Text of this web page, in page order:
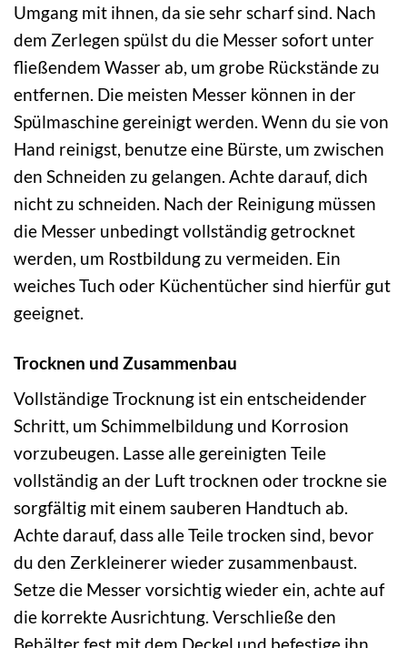
Umgang mit ihnen, da sie sehr scharf sind. Nach
dem Zerlegen spülst du die Messer sofort unter
fließendem Wasser ab, um grobe Rückstände zu
entfernen. Die meisten Messer können in der
Spülmaschine gereinigt werden. Wenn du sie von
Hand reinigst, benutze eine Bürste, um zwischen
den Schneiden zu gelangen. Achte darauf, dich
nicht zu schneiden. Nach der Reinigung müssen
die Messer unbedingt vollständig getrocknet
werden, um Rostbildung zu vermeiden. Ein
weiches Tuch oder Küchentücher sind hierfür gut
geeignet.
Trocknen und Zusammenbau
Vollständige Trocknung ist ein entscheidender
Schritt, um Schimmelbildung und Korrosion
vorzubeugen. Lasse alle gereinigten Teile
vollständig an der Luft trocknen oder trockne sie
sorgfältig mit einem sauberen Handtuch ab.
Achte darauf, dass alle Teile trocken sind, bevor
du den Zerkleinerer wieder zusammenbaust.
Setze die Messer vorsichtig wieder ein, achte auf
die korrekte Ausrichtung. Verschließe den